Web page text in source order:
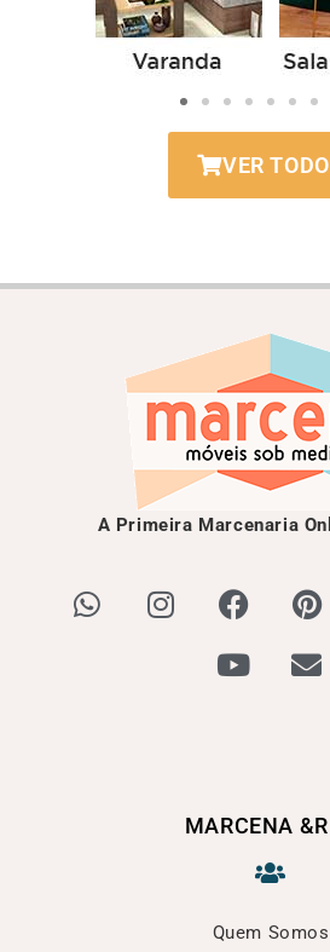
VER
A Primeira Marcenaria
MARCENA
Quem Somos